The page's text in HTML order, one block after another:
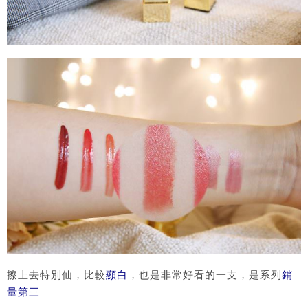
擦上去特別仙，比較顯白 ，也是非常好看的一支，是系列 銷
量第三